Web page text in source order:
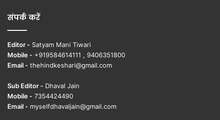
संपर्क करें
Editor - Satyam Mani Tiwari
Mobile - +919584614111 , 9406351800
Email - thehindkeshari@gmail.com
Sub Editor - Dhaval Jain
Mobile - 7354424490
Email - myselfdhavaljain@gmail.com